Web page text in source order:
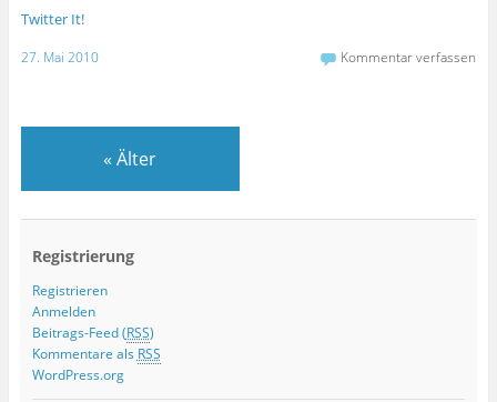
Twitter It!
27. Mai 2010 Kommentar verfassen
« Älter
Registrierung
Registrieren
Anmelden
Beitrags-Feed (RSS)
Kommentare als RSS
WordPress.org